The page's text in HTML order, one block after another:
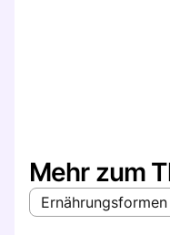
Mehr zum
Ernährungsformen